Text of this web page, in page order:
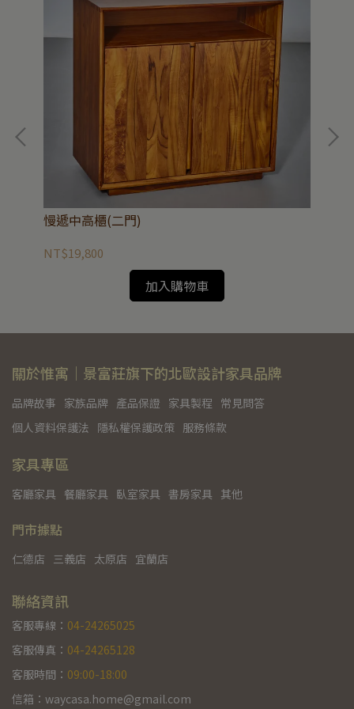
慢遞中高櫃(二門)
NT$19,800
加入購物車
關於惟寓｜景富莊旗下的北歐設計家具品牌
品牌故事 家族品牌 產品保證 家具製程 常見問答
個人資料保護法 隱私權保護政策 服務條款
家具專區
客廳家具 餐廳家具 臥室家具 書房家具 其他
門市據點
仁德店 三義店 太原店 宜蘭店
聯絡資訊
客服專線： 04-24265025
客服傳真： 04-24265128
客服時間： 09:00-18:00
信箱：waycasa.home@gmail.com